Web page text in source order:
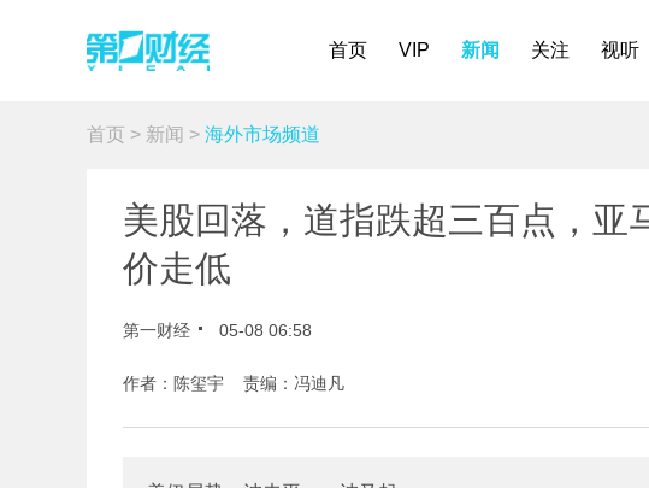
首页 VIP 新闻 关注 视听
首页 > 新闻 > 海外市场频道
美股回落，道指跌超三百点，亚
价走低
第一财经 05-08 06:58
作者：陈玺宇 责编：冯迪凡